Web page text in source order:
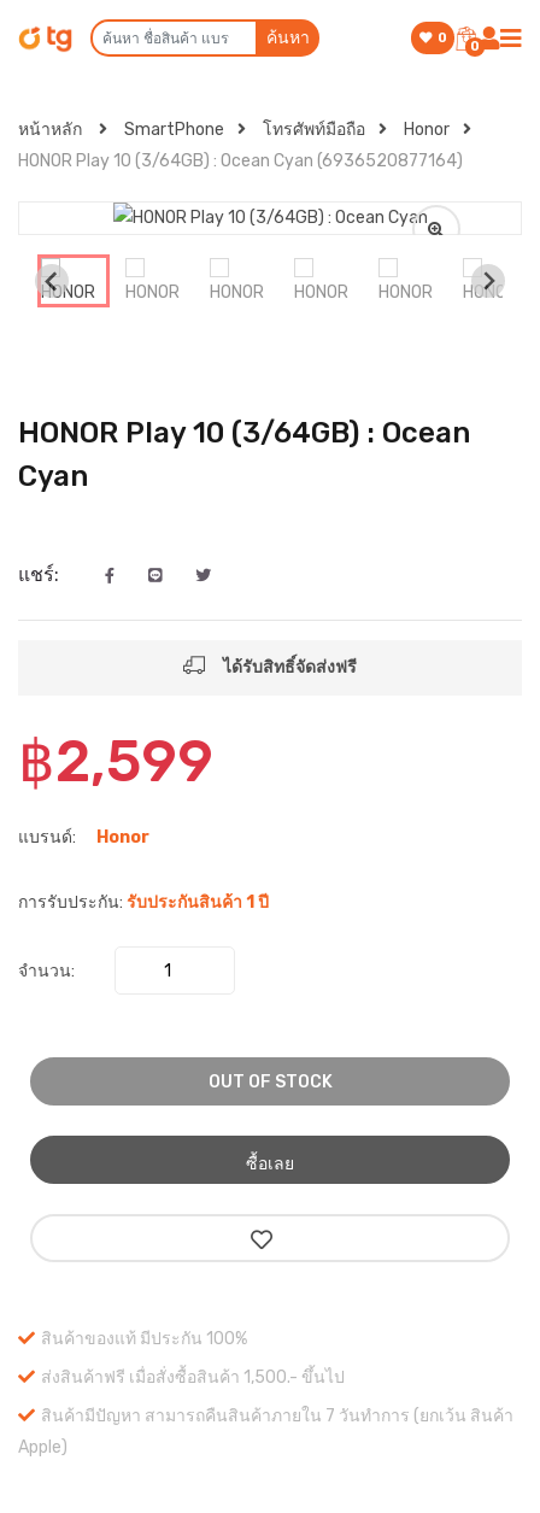
ค้นหา 0
0
หน้าหลัก SmartPhone โทรศัพท์มือถือ
Honor
HONOR Play 10 (3/64GB) : Ocean Cyan (6936520877164)
HONOR Play 10 (3/64GB) : Ocean
Cyan
แชร์:
ได้รับสิทธิ์จัดส่งฟรี
฿2,599
แบรนด์: Honor
การรับประกัน: รับประกันสินค้า 1 ปี
จำนวน:
OUT OF STOCK
ซื้อเลย
สินค้าของแท้ มีประกัน 100%
ส่งสินค้าฟรี เมื่อสั่งซื้อสินค้า 1,500.- ขึ้นไป
สินค้ามีปัญหา สามารถคืนสินค้าภายใน 7 วันทำการ (ยกเว้น สินค้า
Apple)